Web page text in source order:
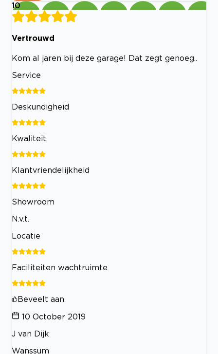
10
Vertrouwd
Kom al jaren bij deze garage! Dat zegt genoeg..
Service
Deskundigheid
Kwaliteit
Klantvriendelijkheid
Showroom
N.v.t.
Locatie
Faciliteiten wachtruimte
Beveelt aan
10 October 2019
J van Dijk
Wanssum